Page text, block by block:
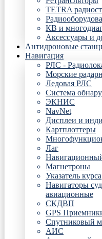
TETRA
КВ и
Аксессуары и
Антидроновые
Навигация
РЛС -
Морские
Ледовая РЛС
Система
ЭКНИС
NavNet
Дисплеи и
Картплоттеры
Лаг
Магнетроны
Указатель курса
Навигаторы
авиационные
СКДВП
GPS
Спутниковый
АИС